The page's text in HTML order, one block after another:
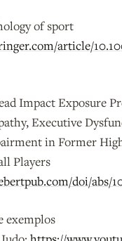
of sport
article/
Impact Exposure
Executive
in Former
Players
doi/abs/
exemplos